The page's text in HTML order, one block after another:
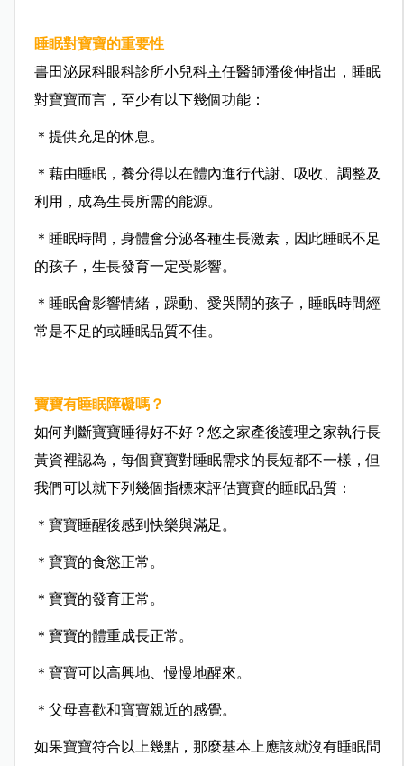
睡眠對寶寶的重要性
書田泌尿科眼科診所小兒科主任醫師潘俊伸指出，睡眠
對寶寶而言，至少有以下幾個功能：
＊提供充足的休息。
＊藉由睡眠，養分得以在體內進行代謝、吸收、調整及
利用，成為生長所需的能源。
＊睡眠時間，身體會分泌各種生長激素，因此睡眠不足
的孩子，生長發育一定受影響。
＊睡眠會影響情緒，躁動、愛哭鬧的孩子，睡眠時間經
常是不足的或睡眠品質不佳。
寶寶有睡眠障礙嗎？
如何判斷寶寶睡得好不好？悠之家產後護理之家執行長
黃資裡認為，每個寶寶對睡眠需求的長短都不一樣，但
我們可以就下列幾個指標來評估寶寶的睡眠品質：
＊寶寶睡醒後感到快樂與滿足。
＊寶寶的食慾正常。
＊寶寶的發育正常。
＊寶寶的體重成長正常。
＊寶寶可以高興地、慢慢地醒來。
＊父母喜歡和寶寶親近的感覺。
如果寶寶符合以上幾點，那麼基本上應該就沒有睡眠問